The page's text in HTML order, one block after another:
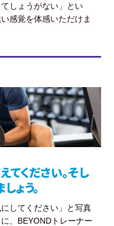
しょうがない」とい
感覚を体感いただけま
ください。そし
ょう。
してください」と写真
、BEYONDトレーナー